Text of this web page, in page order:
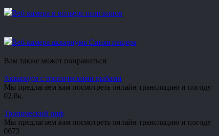
Веб-камера в вольере пингвинов
Веб-камера аквариума Синяя пещера
Вам также может понравиться
Аквариум с тропическими рыбами
Мы предлагаем вам посмотреть онлайн трансляцию и погоду
02.8к.
Тропический риф
Мы предлагаем вам посмотреть онлайн трансляцию и погоду
0673